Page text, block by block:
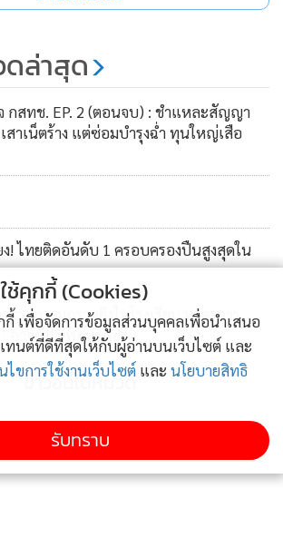
วัลเล่ย์ เชียงใหม่
ทุนติดตั้งระบบไฟส่องสว่างใหม่ เพื่อเพิ่ม
มท้าทายขณะออกรอบควบคู่ไปพร้อมกับ
สนามที่ได้มาตรฐาน ด้วยการปรับระบบแสง
ดล่าสุด
กสทช. EP. 2 (ตอนจบ) : ชำแหละสัญญา
เสาเน็ตร้าง แต่ซ่อมบำรุงฉ่ำ ทุนใหญ่เสือ
ง! ไทยติดอันดับ 1 ครอบครองปืนสูงสุดใน
าฏกรรมกราดยิงในโรงเรียน มาตรการ
อาจยังไม่พอหยุดยั้ง
ข่าวอื่นในหมวด
ช้คุกกี้ (Cookies)
กี้ เพื่อจัดการข้อมูลส่วนบุคคลเพื่อนำเสนอ
ทนต์ที่ดีที่สุดให้กับผู้อ่านบนเว็บไซต์ และ
ไขการใช้งานเว็บไซต์ และ นโยบายสิทธิ
รับทราบ